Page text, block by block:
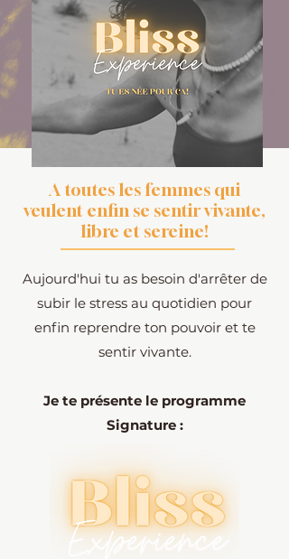
A toutes les femmes qui
veulent enfin se sentir vivante,
libre et sereine!
Aujourd'hui tu as besoin d'arrêter de
subir le stress au quotidien pour
enfin reprendre ton pouvoir et te
sentir vivante.
Je te présente le programme
Signature :